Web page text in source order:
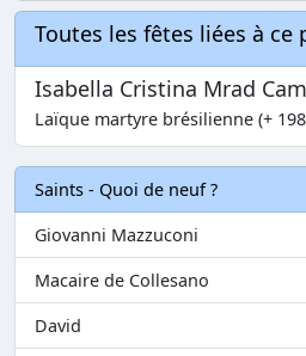
Toutes les fêtes liées à ce
Isabella Cristina Mrad
Laïque martyre brésilienne (+
Saints - Quoi de neuf ?
Giovanni Mazzuconi
Macaire de Collesano
David